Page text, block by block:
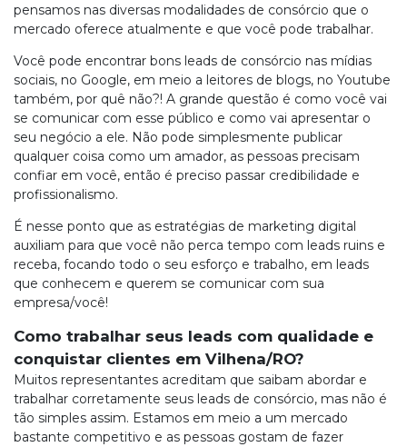
pensamos nas diversas modalidades de consórcio que o
mercado oferece atualmente e que você pode trabalhar.
Você pode encontrar bons leads de consórcio nas mídias
sociais, no Google, em meio a leitores de blogs, no Youtube
também, por quê não?! A grande questão é como você vai
se comunicar com esse público e como vai apresentar o
seu negócio a ele. Não pode simplesmente publicar
qualquer coisa como um amador, as pessoas precisam
confiar em você, então é preciso passar credibilidade e
profissionalismo.
É nesse ponto que as estratégias de marketing digital
auxiliam para que você não perca tempo com leads ruins e
receba, focando todo o seu esforço e trabalho, em leads
que conhecem e querem se comunicar com sua
empresa/você!
Como trabalhar seus leads com qualidade e
conquistar clientes em Vilhena/RO?
Muitos representantes acreditam que saibam abordar e
trabalhar corretamente seus leads de consórcio, mas não é
tão simples assim. Estamos em meio a um mercado
bastante competitivo e as pessoas gostam de fazer